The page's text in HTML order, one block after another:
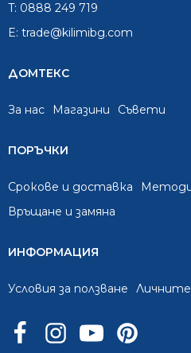
T: 0888 249 719
E: trade@kilimibg.com
ДОМТЕКС
За нас Mагазини Съвети
ПОРЪЧКИ
Срокове и доставка
Връщане и замяна
ИНФОРМАЦИЯ
Условия за ползване